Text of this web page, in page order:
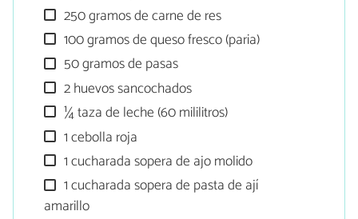
250 gramos de carne de res
100 gramos de queso fresco (paria)
50 gramos de pasas
2 huevos sancochados
¼ taza de leche (60 mililitros)
1 cebolla roja
1 cucharada sopera de ajo molido
1 cucharada sopera de pasta de ají
amarillo